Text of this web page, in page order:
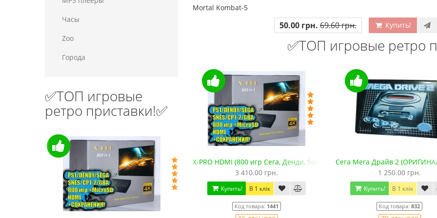
Часы
Zoo
Города
✅ТОП игровые
ретро приставки!✅
Mortal Kombat-5
50.00 грн. 69.60 грн. Купить!
✅ТОП игровые ретро
Денди HD-88 (HDMI, беспроводные джойстики)
2 190.10 грн.
Купить! В 1 клік
Код товара:HD88
X-PRO HDMI (800 игр Сега, Денди, Sony PS1, SNES, GBA. +microSD)
3 410.00 грн.
Купить! В 1 клік
Код товара: 1441
Сега Мега Драйв 2
1 250.00 грн.
Купить! В 1 клік
Код товара: 832